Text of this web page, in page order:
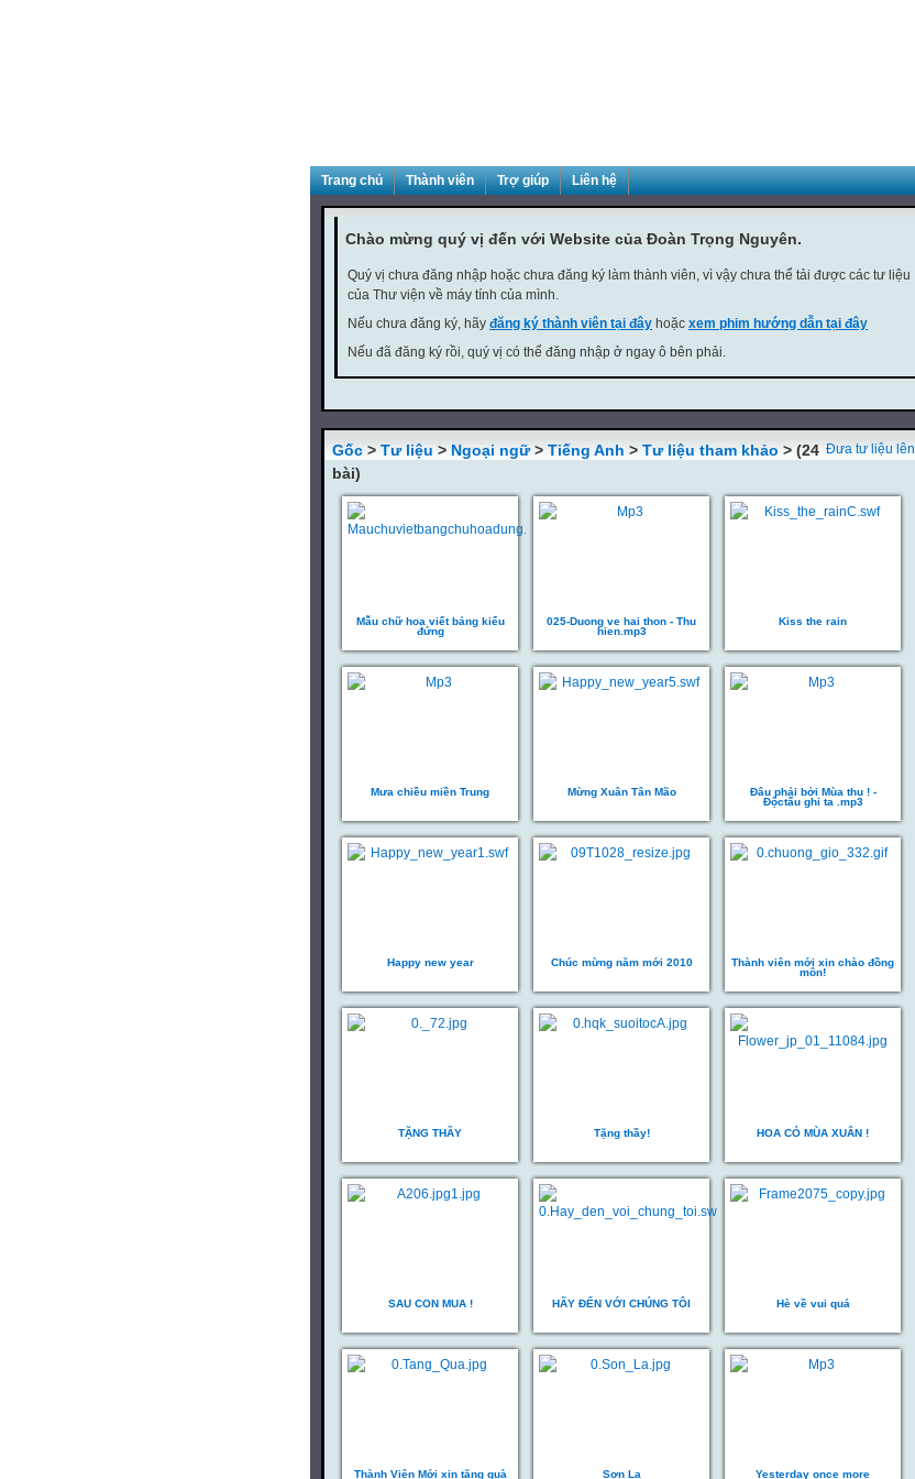
Trang chủ Thành viên Trợ giúp Liên hệ
Chào mừng quý vị đến với Website của Đoàn Trọng Nguyên.
Quý vị chưa đăng nhập hoặc chưa đăng ký làm thành viên, vì vậy chưa thể tải được các tư liệu
của Thư viện về máy tính của mình.
Nếu chưa đăng ký, hãy đăng ký thành viên tại đây hoặc xem phim hướng dẫn tại đây
Nếu đã đăng ký rồi, quý vị có thể đăng nhập ở ngay ô bên phải.
Đưa tư liệu lên
Gốc > Tư liệu > Ngoại ngữ> Tiếng Anh > Tư liệu tham khảo > (24
bài)
Mẫu chữ hoa viết bảng kiểu
đứng
025-Duong ve hai thon - Thu
hien.mp3
Kiss the rain
Mưa chiều miền Trung Mừng Xuân Tân Mão
Đâu phải bởi Mùa thu ! -
Độctấu ghi ta .mp3
Happy new year Chúc mừng năm mới 2010
Thành viên mới xin chào đồng
môn!
TẶNG THẦY Tặng thầy! HOA CỎ MÙA XUÂN !
SAU CON MUA ! HÃY ĐẾN VỚI CHÚNG TÔI Hè về vui quá
Thành Viên Mới xin tặng quà Sơn La Yesterday once more